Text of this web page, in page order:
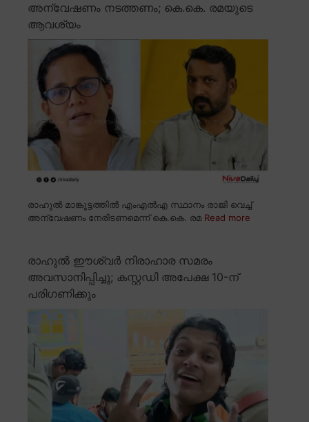
അന്വേഷണം നടത്തണം; കെ.കെ. രമയുടെ
ആവശ്യം
രാഹുൽ മാങ്കൂട്ടത്തിൽ എംഎൽഎ സ്ഥാനം രാജി വെച്ച്
അന്വേഷണം നേരിടണമെന്ന് കെ.കെ. രമ Read more
രാഹുൽ ഈശ്വർ നിരാഹാര സമരം
അവസാനിപ്പിച്ചു; കസ്റ്റഡി അപേക്ഷ 10-ന്
പരിഗണിക്കും